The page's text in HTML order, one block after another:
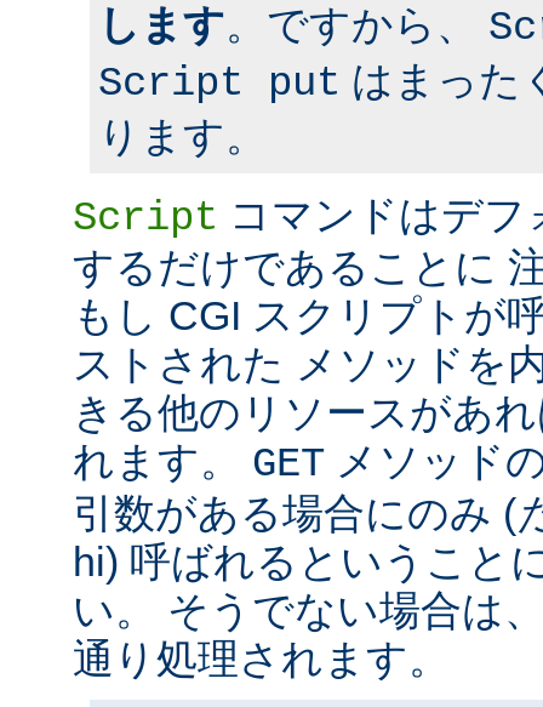
します。ですから、
Script put はまった
ります。
Script コマンドはデフ
するだけであることに
もし CGI スクリプトが
ストされた メソッドを
きる他のリソースがあ
れます。 GET メソッド
引数がある場合にのみ (
hi) 呼ばれるということ
い。 そうでない場合は
通り処理されます。